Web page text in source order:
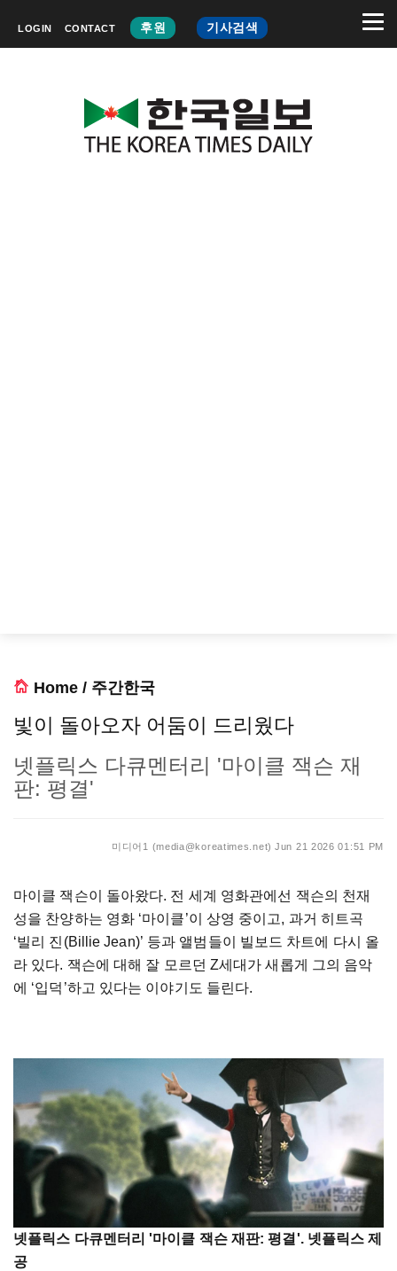
LOGIN CONTACT 후원 기사검색
Home / 주간한국
빛이 돌아오자 어둠이 드리웠다
넷플릭스 다큐멘터리 '마이클 잭슨 재
판: 평결'
미디어1 (media@koreatimes.net) Jun 21 2026 01:51 PM
마이클 잭슨이 돌아왔다. 전 세계 영화관에선 잭슨의 천재
성을 찬양하는 영화 ‘마이클’이 상영 중이고, 과거 히트곡
‘빌리 진(Billie Jean)’ 등과 앨범들이 빌보드 차트에 다시 올
라 있다. 잭슨에 대해 잘 모르던 Z세대가 새롭게 그의 음악
에 ‘입덕’하고 있다는 이야기도 들린다.
넷플릭스 다큐멘터리 '마이클 잭슨 재판: 평결'. 넷플릭스 제
공